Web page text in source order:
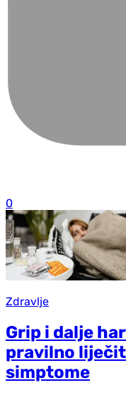
0
Zdravlje
Grip i dalje
pravilno
simptome